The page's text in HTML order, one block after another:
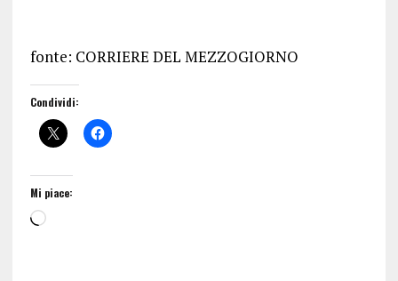
fonte: CORRIERE DEL MEZZOGIORNO
Condividi:
Mi piace: